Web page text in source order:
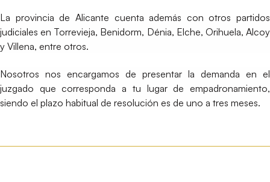
La provincia de Alicante cuenta además con otros partidos
judiciales en Torrevieja, Benidorm, Dénia, Elche, Orihuela, Alcoy
y Villena, entre otros.
Nosotros nos encargamos de presentar la demanda en el
juzgado que corresponda a tu lugar de empadronamiento,
siendo el plazo habitual de resolución es de uno a tres meses.